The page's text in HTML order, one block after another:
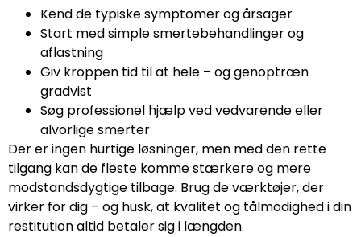
Kend de typiske symptomer og årsager
Start med simple smertebehandlinger og
aflastning
Giv kroppen tid til at hele – og genoptræn
gradvist
Søg professionel hjælp ved vedvarende eller
alvorlige smerter
Der er ingen hurtige løsninger, men med den rette
tilgang kan de fleste komme stærkere og mere
modstandsdygtige tilbage. Brug de værktøjer, der
virker for dig – og husk, at kvalitet og tålmodighed i din
restitution altid betaler sig i længden.